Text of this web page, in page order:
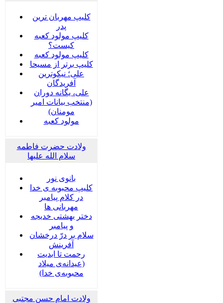
کلیپ مهربان ترین
پدر
کلیپ مولود کعبه
کیست؟
کلیپ مولود کعبه
کلیپ برتر از مسیحا
علی؛ نیکوترین
آفریدگان
علی، یگانه دوران
(منتخب بیانات امیر
مومنان)
مولود کعبه
ولادت حضرت فاطمه
سلام الله علیها
بانوی نور
کلیپ محبوبه ی خدا
در کلام پیامبر
مهربانی ها
دختر بهشتی خدیجه
و پیامبر
سلام بر درّ درخشان
آفرینش
رحمت تا ابدیت
(عیدانه‌ی میلاد
محبوبه‌ی خدا)
ولادت امام حسن مجتبی